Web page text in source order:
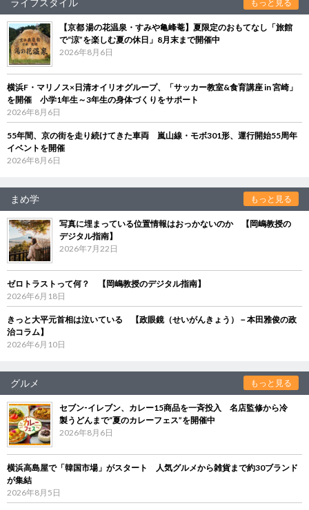
ライフスタイル もっと見る
【京都 湯の花温泉・すみや亀峰菴】夏限定のおもてなし「旅館
で“涼”を楽しむ夏の休日」8月末まで開催中
2026年8月6日
横浜F・マリノス×日清オイリオグループ、「サッカー教室&食育講座 in 宮崎」
を開催 小学1年生～3年生の身体づくりをサポート
2026年8月6日
55年間、京の街を走り続けてきた車両 嵐山線・モボ301形、運行開始55周年
イベントを開催
2026年8月6日
まめ学 もっと見る
写真に埋まっている位置情報はおっかないのか 【岡嶋教授の
デジタル指南】
2026年7月22日
ゼロトラストって何？ 【岡嶋教授のデジタル指南】
2026年6月18日
きっと大平元首相は泣いている 【政眼鏡（せいがんきょう）－本田雅俊の政
治コラム】
2026年6月10日
グルメ もっと見る
セブン‐イレブン、カレー15商品を一斉投入 名店監修から冷
製うどんまで“夏のカレーフェス”を開催中
2026年8月6日
横浜高島屋で「韓国市場」がスタート 人気グルメから雑貨まで約30ブランド
が集結
2026年8月5日